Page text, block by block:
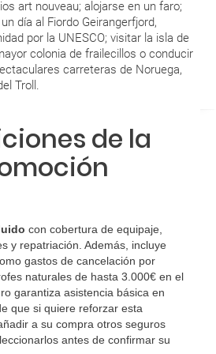
art nouveau; alojarse en un faro;
día al Fiordo Geirangerfjord,
por la UNESCO; visitar la isla de
colonia de frailecillos o conducir
carreteras de Noruega,
Troll.
¿Puedo anular o
del viaje? ¿Qué gastos puede
o modificación del viaje?
tener mi pasaporte para ir
tengo que estar en el
la página web?
uno de los servicios ha
de confirmación ¿Cómo
viaje?
disponibles en el viaje que
de la
con cobertura de equipaje,
y repatriación. Además, incluye
gastos de cancelación por
naturales de hasta 3.000€ en el
garantiza asistencia básica en
que si quiere reforzar esta
a su compra otros seguros
antes de confirmar su